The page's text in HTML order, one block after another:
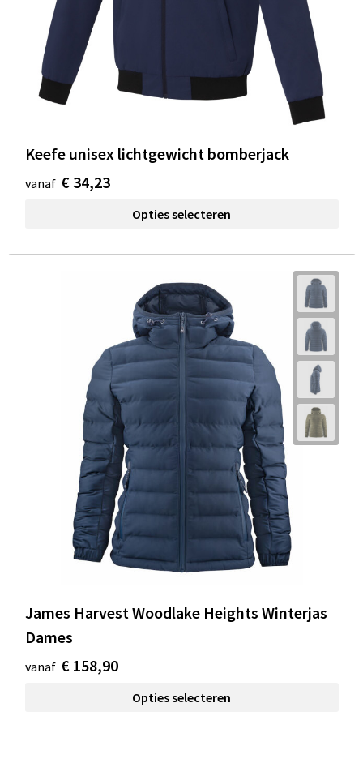
Keefe unisex lichtgewicht bomberjack
vanaf € 34,23
Opties selecteren
James Harvest Woodlake Heights Winterjas
Dames
vanaf € 158,90
Opties selecteren